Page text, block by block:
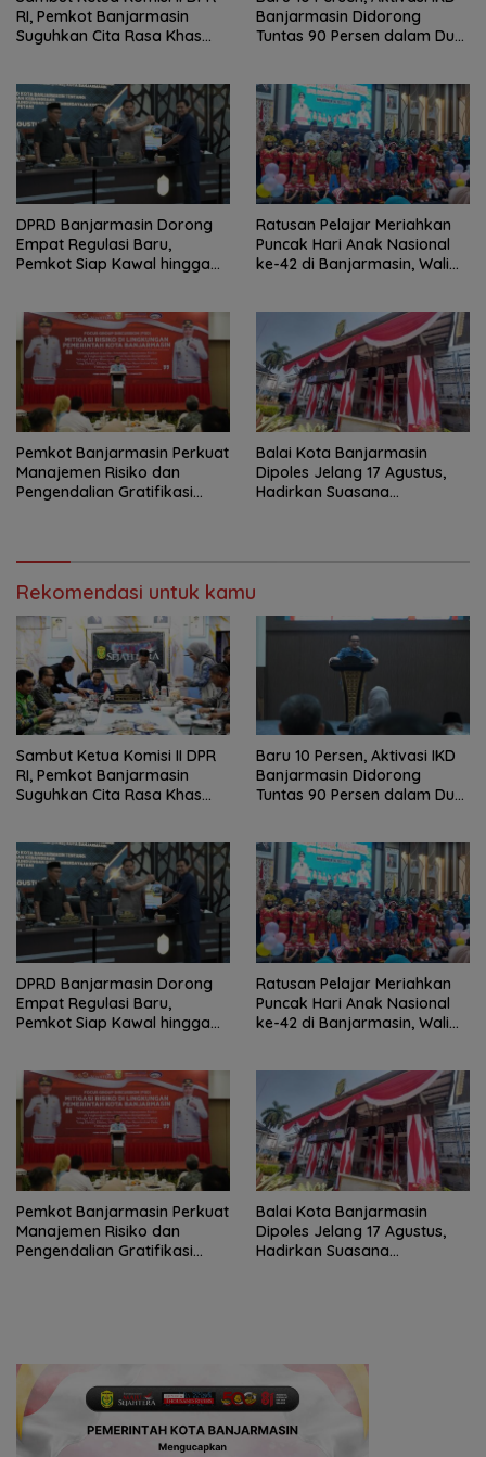
RI, Pemkot Banjarmasin
Suguhkan Cita Rasa Khas
Banjarmasin Didorong
Tuntas 90 Persen dalam Dua
DPRD Banjarmasin Dorong
Empat Regulasi Baru,
Pemkot Siap Kawal hingga
Ratusan Pelajar Meriahkan
Puncak Hari Anak Nasional
ke-42 di Banjarmasin, Wali
Pemkot Banjarmasin Perkuat
Manajemen Risiko dan
Pengendalian Gratifikasi
Balai Kota Banjarmasin
Dipoles Jelang 17 Agustus,
Hadirkan Suasana
Rekomendasi untuk kamu
Sambut Ketua Komisi II DPR
RI, Pemkot Banjarmasin
Suguhkan Cita Rasa Khas
Baru 10 Persen, Aktivasi IKD
Banjarmasin Didorong
Tuntas 90 Persen dalam Dua
DPRD Banjarmasin Dorong
Empat Regulasi Baru,
Pemkot Siap Kawal hingga
Ratusan Pelajar Meriahkan
Puncak Hari Anak Nasional
ke-42 di Banjarmasin, Wali
Pemkot Banjarmasin Perkuat
Manajemen Risiko dan
Pengendalian Gratifikasi
Balai Kota Banjarmasin
Dipoles Jelang 17 Agustus,
Hadirkan Suasana